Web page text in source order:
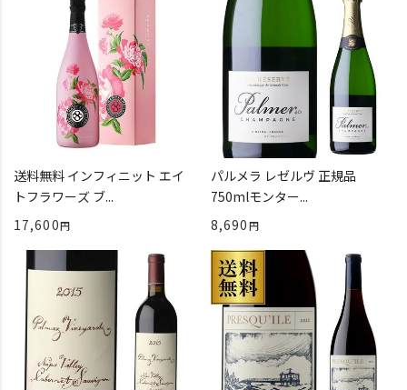
送料無料 インフィニット エイ
トフラワーズ ブ...
17,600
パルメラ レゼルヴ 正規品
750mlモンター...
8,690